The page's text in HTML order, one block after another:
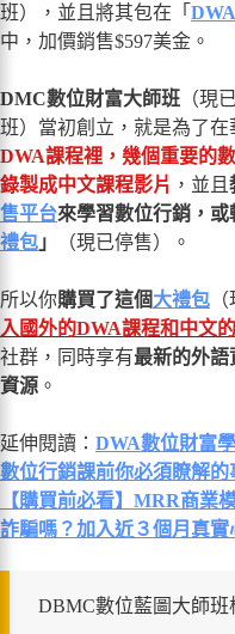
班），並且將其包在「
中，加價銷售$597美金。
DMC數位財富大師班 （現
班）當初創立，就是為了
DWA課程裡，幾個重要的
錄製成中文課程影片 ，並且
售平台來學習數位行銷，或
禮包 」 （現已停售）。
所以你購買了這個大禮包
入國外的DWA課程和中文
社群，同時享有最新的外語
資源 。
延伸閱讀： DWA數位財富
數位行銷課前你必須瞭解的
【購買前必看】MRR商業
詐騙嗎？加入近３個月真實
DBMC數位藍圖大師班